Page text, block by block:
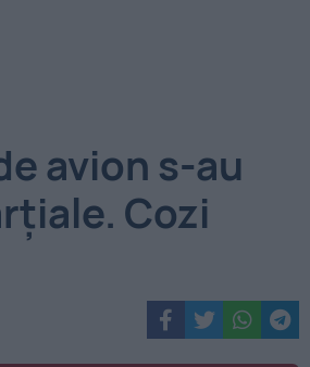
avion s-au
Cozi